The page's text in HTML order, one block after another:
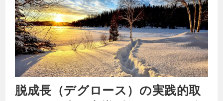
脱成長（デグロース）の実践的取